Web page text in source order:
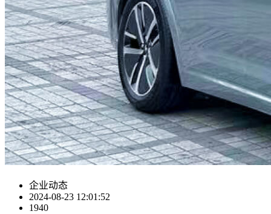
企业动态
2024-08-23 12:01:52
1940